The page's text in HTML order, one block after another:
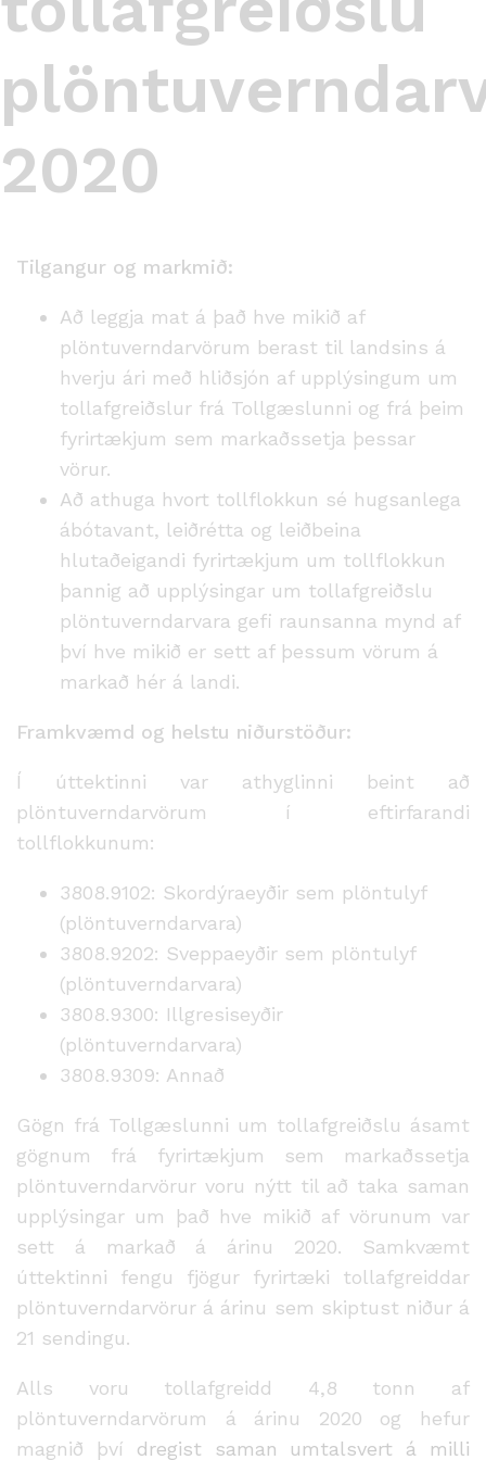
2020
Tilgangur og markmið:
Að leggja mat á það hve mikið af
plöntuverndarvörum berast til landsins á
hverju ári með hliðsjón af upplýsingum um
tollafgreiðslur frá Tollgæslunni og frá þeim
fyrirtækjum sem markaðssetja þessar
vörur.
Að athuga hvort tollflokkun sé hugsanlega
ábótavant, leiðrétta og leiðbeina
hlutaðeigandi fyrirtækjum um tollflokkun
þannig að upplýsingar um tollafgreiðslu
plöntuverndarvara gefi raunsanna mynd af
því hve mikið er sett af þessum vörum á
markað hér á landi.
Framkvæmd og helstu niðurstöður:
Í úttektinni var athyglinni beint að
plöntuverndarvörum í eftirfarandi
tollflokkunum:
3808.9102: Skordýraeyðir sem plöntulyf
(plöntuverndarvara)
3808.9202: Sveppaeyðir sem plöntulyf
(plöntuverndarvara)
3808.9300: Illgresiseyðir
(plöntuverndarvara)
3808.9309: Annað
Gögn frá Tollgæslunni um tollafgreiðslu ásamt
gögnum frá fyrirtækjum sem markaðssetja
plöntuverndarvörur voru nýtt til að taka saman
upplýsingar um það hve mikið af vörunum var
sett á markað á árinu 2020. Samkvæmt
úttektinni fengu fjögur fyrirtæki tollafgreiddar
plöntuverndarvörur á árinu sem skiptust niður á
21 sendingu.
Alls voru tollafgreidd 4,8 tonn af
plöntuverndarvörum á árinu 2020 og hefur
magnið því dregist saman umtalsvert á milli